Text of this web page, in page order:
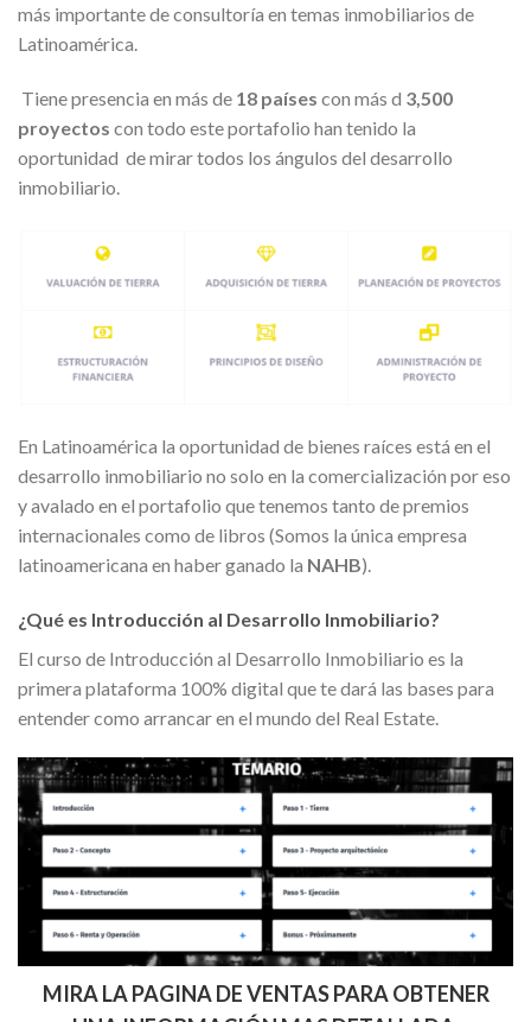
más importante de consultoría en temas inmobiliarios de
Latinoamérica.
Tiene presencia en más de 18 países con más d 3,500
proyectos con todo este portafolio han tenido la
oportunidad de mirar todos los ángulos del desarrollo
inmobiliario.
En Latinoamérica la oportunidad de bienes raíces está en el
desarrollo inmobiliario no solo en la comercialización por eso
y avalado en el portafolio que tenemos tanto de premios
internacionales como de libros (Somos la única empresa
latinoamericana en haber ganado la NAHB).
¿Qué es Introducción al Desarrollo Inmobiliario?
El curso de Introducción al Desarrollo Inmobiliario es la
primera plataforma 100% digital que te dará las bases para
entender como arrancar en el mundo del Real Estate.
MIRA LA PAGINA DE VENTAS PARA OBTENER